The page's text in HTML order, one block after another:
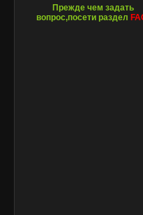
Прежде чем задать
вопрос,посети раздел